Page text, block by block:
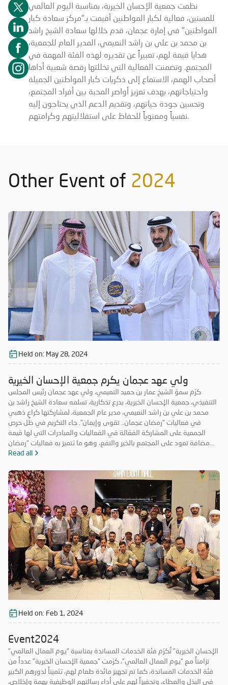
نظمت جمعية الإحسان الخيرية، بمناسبة اليوم العالمي
للمسنين، فعالية لكبار المواطنين أقيمت بـ"مركز سعادة كبار
المواطنين" في إمارة عجمان، قدم خلالها سعادة الشيخ راشد
بن محمد بن علي بن راشد النعيمي، المدير العام للجمعية،
هدايا قيمة لهم، تعبيراً عن تقديره لهذه الفئة المهمة في
المجتمع. وتضمنت الفعالية التي تخللتها رقصة شعبية أداها
أصحاب الهمم، الاستماع إلى ذكريات كبار المواطنين الجميلة
واحتياجاتهم، بهدف تعزيز أواصر المحبة بين أفراد المجتمع،
وتحسين جودة حياتهم، وتقديم الدعم الذي يحتاجون إليه
نفسياً ومعنوياً للحفاظ على استقلاليتهم وكرامتهم.
Other Event of 2024
Held on: May 28, 2024
ولي عهد عجمان يكرم جمعية الإحسان الخيرية
كرّم سموّ الشيخ عمار بن حميد النعيمي، ولي عهد عجمان رئيس المجلس
التنفيذي، جمعية الإحسان الخيرية، بدرع تذكارية، تسلمه سعادة الشيخ راشد بن
محمد بن علي بن راشد النعيمي، مدير عام الجمعية، لمشاركتها كراعٍ ذهبي
في فعاليات “رمضان عجمان.. تقوى وإيمان”. جاء التكريم في ظل حرص
الجمعية على المشاركة الفعّالة في الفعاليات والمبادرات التي لها قيمة
مضافة تعود على المجتمع بالخير والنفع، وهو ما تتميز به فعاليات “رمضان
عجمان.. تقوى وإيمان” في نسخه السابقة. وتأتي مشاركة “الإحسان الخيرية”
وواجبها تجاه الإمارة؛ إذ قامت برعاية ذهبية للفعاليات والنشاطات
والمبادرات الدينية والاجتماعية المتنوعة التي تحاكي روحانيات شهر رمضان
المبارك، انسجاماً مع نهج الخير والعطاء الذي تتبناه الجمعية منذ تأسيسها،
وتعزيزاً لمكانة الإمارة وإبراز دورها في نشر قيم الخير والمحبة في الشهر
الفضيل.
Read all
Held on: Feb 1, 2024
Event2024
الإحسان الخيرية” تُكرّم فئة الخدمات المساندة بمناسبة “يوم العمال العالمي”
تزامناً مع “يوم العمال العالمي”، كرّمت “جمعية الإحسان الخيرية” عدداً من
فئة الخدمات المساندة، كما تم تجهيز مائدة طعام لهم، تثميناً لدورهم الكبير
في البذل والعطاء، وتحفيزاً لهم على أداء رسالتهم الوظيفية بهمة وإخلاص،